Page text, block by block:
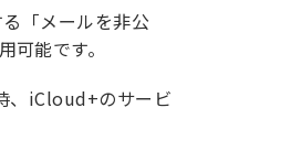
「メールを非公
能です。
、iCloud+のサービ